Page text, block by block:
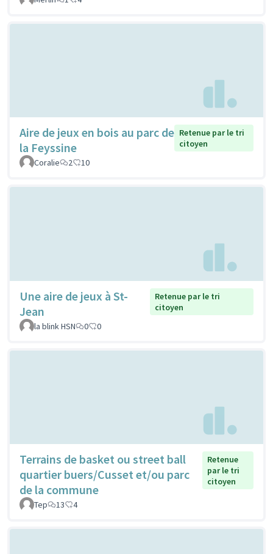
Aire de jeux en bois au parc de
la Feyssine
Retenue par le tri
citoyen
Coralie
2 10
Une aire de jeux à St-
Jean
Retenue par le tri
citoyen
la blink HSN
0 0
Terrains de basket ou street ball
quartier buers/Cusset et/ou parc
de la commune
Retenue
par le tri
citoyen
Tep 13 4